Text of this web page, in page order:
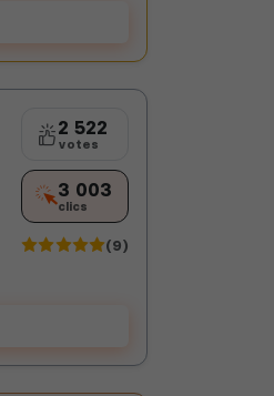
2 522
votes
3 003
clics
(9)